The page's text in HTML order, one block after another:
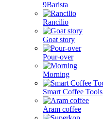
9Barista
Rancilio
Goat story
Pour-over
Morning
Smart Coffee Tools
Aram coffee